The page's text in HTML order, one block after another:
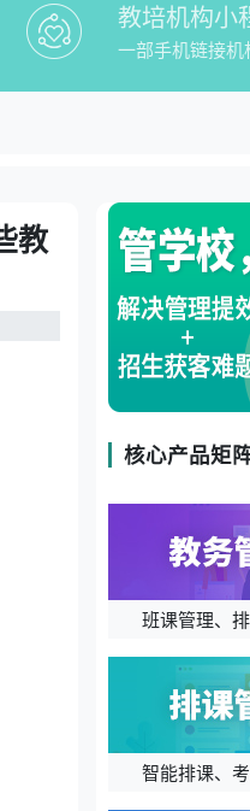
教培机构小
一部手机链接
教培微信招生
台
教
核心产品矩
班课管理、
智能排课、